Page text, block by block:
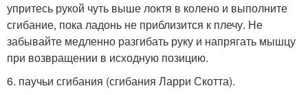
упритесь рукой чуть выше локтя в колено и выполните
сгибание, пока ладонь не приблизится к плечу. Не
забывайте медленно разгибать руку и напрягать мышцу
при возвращении в исходную позицию.
6. паучьи сгибания (сгибания Ларри Скотта).